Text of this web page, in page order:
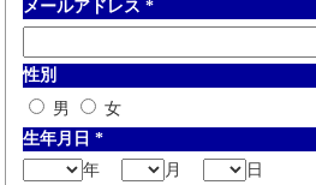
メールアドレス *
性別
男
女
生年月日 *
年
月
日